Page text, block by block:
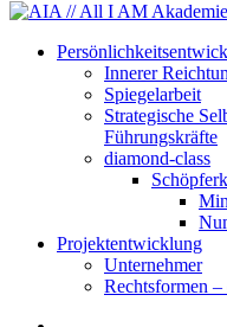
Innerer
Spiegelarbeit
Strategische
Führungskräfte
diamond-class
Projektentwicklung
Unternehmer
Rechtsformen